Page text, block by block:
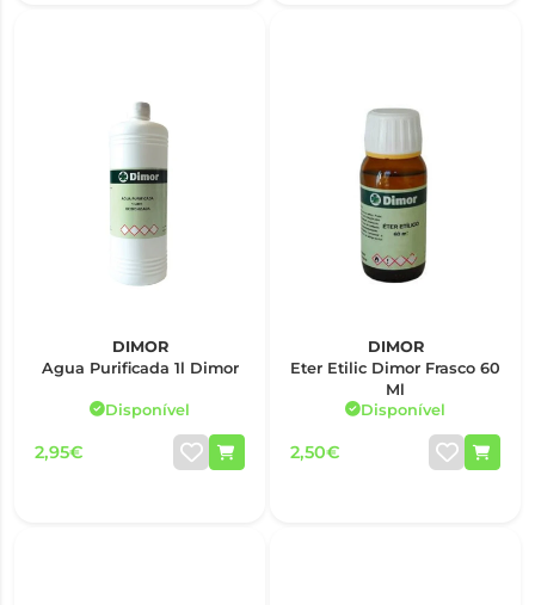
DIMOR
Agua Purificada 1l Dimor
Disponível
2,95€
DIMOR
Eter Etilic Dimor Frasco 60
Ml
Disponível
2,50€